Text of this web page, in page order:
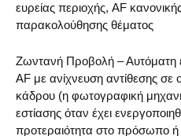
ευρείας περιοχής, AF
παρακολούθησης θέματος
Ζωντανή Προβολή – Αυτόματη
AF με ανίχνευση αντίθεσης σε
κάδρου (η φωτογραφική
εστίασης όταν έχει
προτεραιότητα στο πρόσωπο ή